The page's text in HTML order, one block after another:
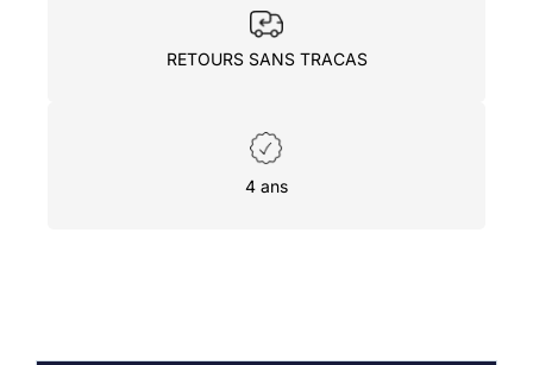
RETOURS SANS TRACAS
4 ans